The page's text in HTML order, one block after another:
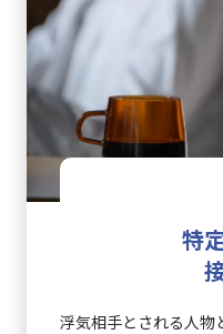
特
浮気相手とされる人物